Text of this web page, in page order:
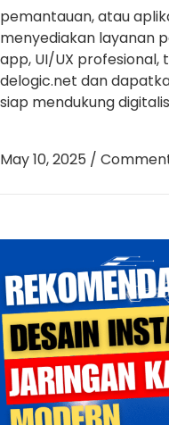
pemantauan, atau
menyediakan layanan
app, UI/UX profesional,
delogic.net dan
siap mendukung
May 10, 2025 /